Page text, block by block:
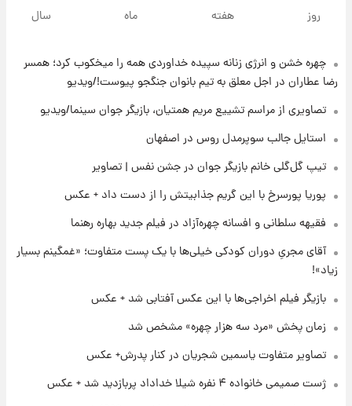
۲۱ ساعت پیش
کار استقلال و رامین رضاییان رسما تمام شد +
۲۲ ساعت پیش
مذاق رضاییان خوش نیامد+عکس
پروین اعتصامی در دوران نوجوانی؛ اواخر دهه
قدرت‌نمایی نظامی چین؛ بمب‌افکن حامل موشک
۲۳ ساعت پیش
کرد
روز هفته ماه سال
چهره خشن و انرژی زنانه سپیده خداوردی همه را میخکوب کرد؛ همسر
رضا عطاران در اجل معلق به تیم بانوان جنگجو پیوست!/ویدیو
تصاویری از مراسم تشییع مریم همتیان، بازیگر جوان سینما/ویدیو
استایل جالب سوپرمدل روس در اصفهان
تیپ گل‌گلی خانم بازیگر جوان در جشن نفس | تصاویر
پوریا پورسرخ با این گریم جذابیتش را از دست داد + عکس
فقیهه سلطانی و افسانه چهره‌آزاد در فیلم جدید بهاره رهنما
آقای مجریِ دوران کودکی خیلی‌ها با یک پست متفاوت؛ «غمگینم بسیار
زیاد»!
بازیگر فیلم اخراجی‌ها با این عکس آفتابی شد + عکس
زمان پخش «مرد سه هزار چهره» مشخص شد
تصاویر متفاوت یاسمین شجریان در کنار پدرش+ عکس
ژست صمیمی خانواده ۴ نفره شیلا خداداد پربازدید شد + عکس